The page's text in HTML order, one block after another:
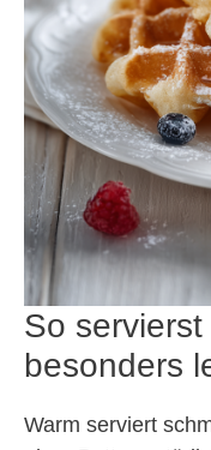
So
besonders
Warm serviert